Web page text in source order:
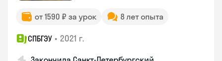
от 1590 ₽ за урок 8 лет опыта
СПБГЭУ • 2021 г.